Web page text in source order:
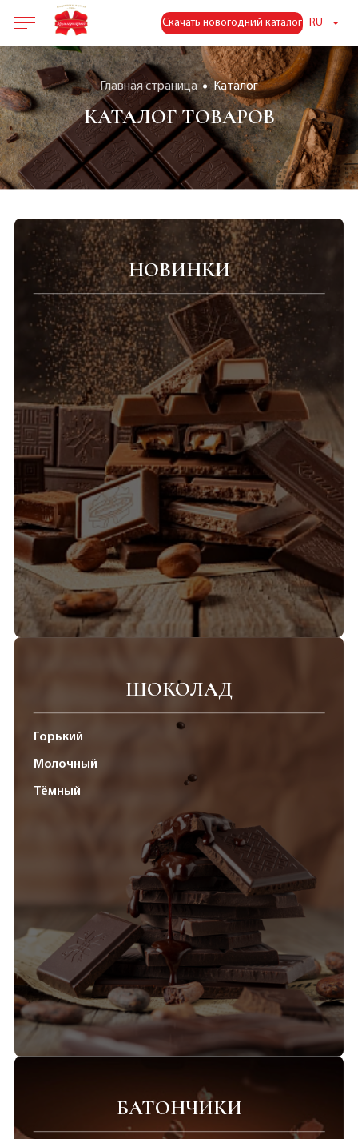
Скачать новогодний каталог RU
Главная страница Каталог
КАТАЛОГ ТОВАРОВ
НОВИНКИ
ШОКОЛАД
Горький
Молочный
Тёмный
БАТОНЧИКИ